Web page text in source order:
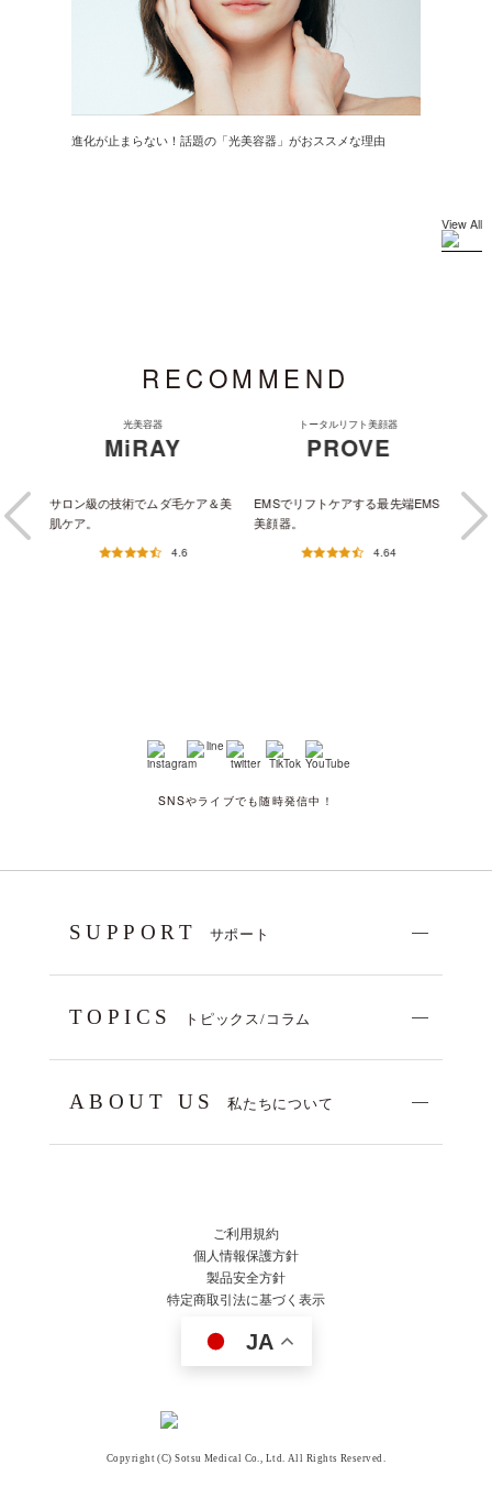
進化が止まらない！話題の「光美容器」がおススメな理由
View All
RECOMMEND
ヘ
光美容器
MiRAY
サロン級の技術でムダ毛ケア＆美
肌ケア。
4.6
トータルリフト美顔器
PROVE
EMSでリフトケアする最先端EMS
美顔器。
4.64
最新
放。
SNSやライブでも随時発信中！
SUPPORT サポート
TOPICS トピックス/コラム
ABOUT US 私たちについて
ご利用規約
個人情報保護方針
製品安全方針
特定商取引法に基づく表示
JA
Copyright (C) Sotsu Medical Co., Ltd. All Rights Reserved.